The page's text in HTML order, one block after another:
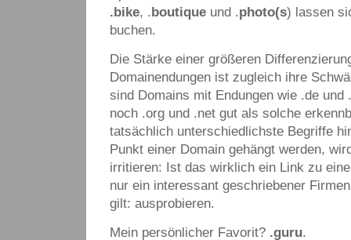
.bike, .boutique und .photo(s) lassen
buchen.
Die Stärke einer größeren
Domainendungen ist zugleich ihre
sind Domains mit Endungen wie .de und
noch .org und .net gut als solche
tatsächlich unterschiedlichste Begriffe
Punkt einer Domain gehängt werden,
irritieren: Ist das wirklich ein Link zu
nur ein interessant geschriebener
gilt: ausprobieren.
Mein persönlicher Favorit? .guru.